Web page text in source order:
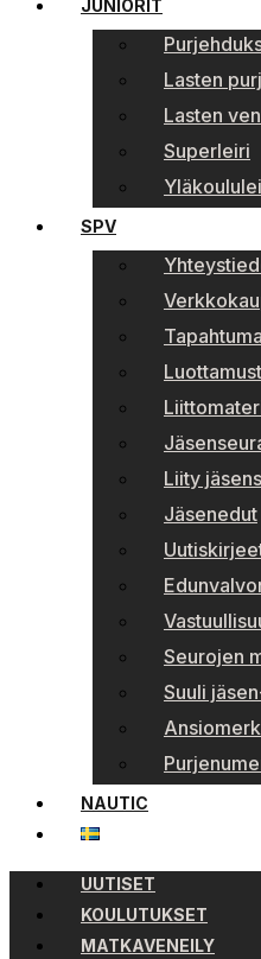
JUNIORIT
Lasten
Lasten
Superleiri
SPV
Liity
Jäsenedut
Seurojen
Suuli
NAUTIC
UUTISET
KOULUTUKSET
MATKAVENEILY